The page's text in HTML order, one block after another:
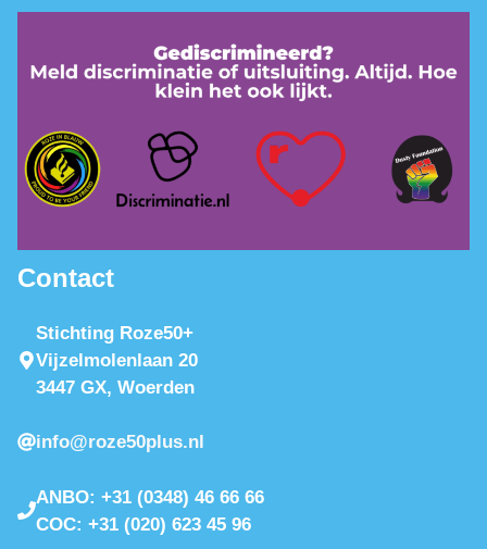
Contact
Stichting Roze50+
Vijzelmolenlaan 20
3447 GX, Woerden
info@roze50plus.nl
ANBO: +31 (0348) 46 66 66
COC: +31 (020) 623 45 96